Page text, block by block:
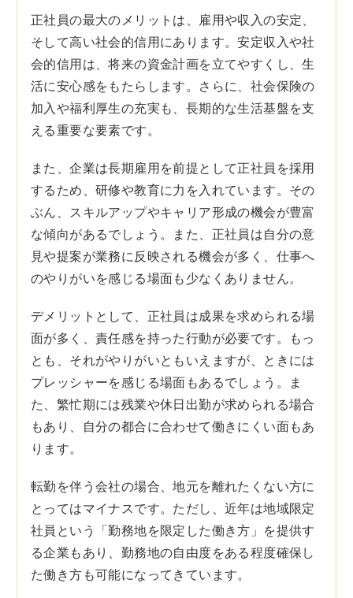
正社員の最大のメリットは、雇用や収入の安定、
そして高い社会的信用にあります。安定収入や社
会的信用は、将来の資金計画を立てやすくし、生
活に安心感をもたらします。さらに、社会保険の
加入や福利厚生の充実も、長期的な生活基盤を支
える重要な要素です。
また、企業は長期雇用を前提として正社員を採用
するため、研修や教育に力を入れています。その
ぶん、スキルアップやキャリア形成の機会が豊富
な傾向があるでしょう。また、正社員は自分の意
見や提案が業務に反映される機会が多く、仕事へ
のやりがいを感じる場面も少なくありません。
デメリットとして、正社員は成果を求められる場
面が多く、責任感を持った行動が必要です。もっ
とも、それがやりがいともいえますが、ときには
プレッシャーを感じる場面もあるでしょう。ま
た、繁忙期には残業や休日出勤が求められる場合
もあり、自分の都合に合わせて働きにくい面もあ
ります。
転勤を伴う会社の場合、地元を離れたくない方に
とってはマイナスです。ただし、近年は地域限定
社員という「勤務地を限定した働き方」を提供す
る企業もあり、勤務地の自由度をある程度確保し
た働き方も可能になってきています。